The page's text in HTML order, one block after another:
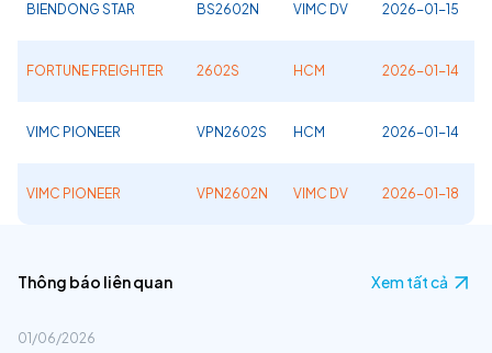
BIENDONG STAR BS2602N VIMC DV 2026-01-15
FORTUNE FREIGHTER 2602S HCM 2026-01-14
VIMC PIONEER VPN2602S HCM 2026-01-14
VIMC PIONEER VPN2602N VIMC DV 2026-01-18
Thông báo liên quan Xem tất cả
01/06/2026